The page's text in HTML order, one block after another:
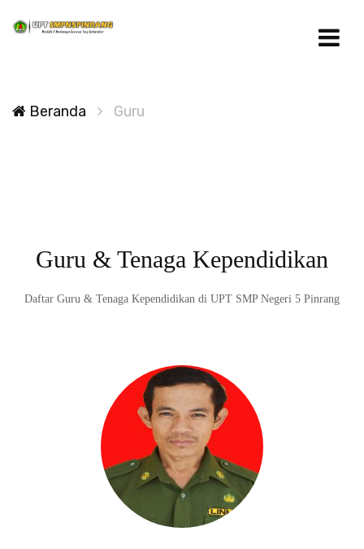
Beranda Guru
Guru & Tenaga Kependidikan
Daftar Guru & Tenaga Kependidikan di UPT SMP Negeri 5 Pinrang